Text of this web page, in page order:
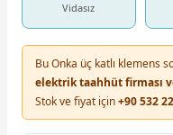
Vidasız
Bu Onka üç katlı klemens
elektrik taahhüt firması
Stok ve fiyat için+90 532